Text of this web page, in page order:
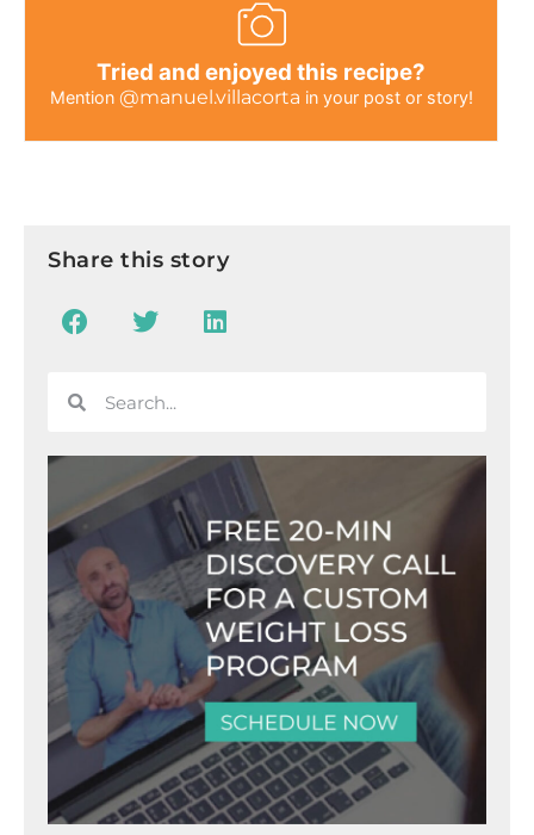
Tried and enjoyed this recipe?
Mention @manuel.villacorta in your post or story!
Share this story